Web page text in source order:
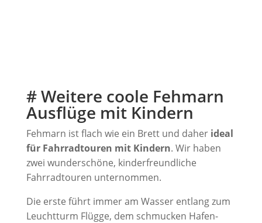
# Weitere coole Fehmarn
Ausflüge mit Kindern
Fehmarn ist flach wie ein Brett und daher ideal
für Fahrradtouren mit Kindern. Wir haben
zwei wunderschöne, kinderfreundliche
Fahrradtouren unternommen.
Die erste führt immer am Wasser entlang zum
Leuchtturm Flügge, dem schmucken Hafen-